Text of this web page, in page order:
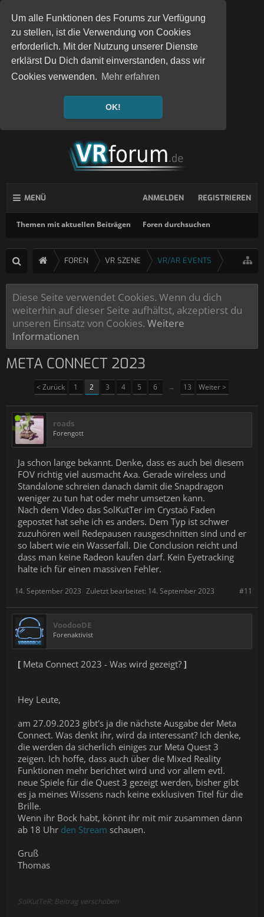
Um alle Funktionen des Forums zur Verfügung
zu stellen, ist die Verwendung von Cookies
erforderlich. Mit der Nutzung unserer Dienste
erklärst Du Dich damit einverstanden, dass wir
Cookies verwenden. Mehr erfahren
OK!
MENÜ
Themen mit aktuellen Beiträgen Foren durchsuchen
ANMELDEN REGISTRIEREN
FOREN VR SZENE VR/AR EVENTS
Diese Seite verwendet Cookies. Wenn du dich
weiterhin auf dieser Seite aufhältst, akzeptierst du
unseren Einsatz von Cookies. Weitere
Informationen
META CONNECT 2023
< Zurück 1 2 3 4 5 6 → 13 Weiter >
roads
Forengott
Ja schon lange bekannt. Denke, dass es auch bei diesem
FOV richtig viel ausmacht Axa. Gerade wireless und
Standalone schreien danach damit die Snapdragon
weniger zu tun hat oder mehr umsetzen kann.
Nach dem Video das SolKutTer im Crystaö Faden
gepostet hat sehe ich es anders. Dem Typ ist schwer
zuzuhören weil Redepausen rausgeschnitten sind und er
so labert wie ein Wasserfall. Die Conclusion reicht und
dass man keine Radeon kaufen darf. Kein Eyetracking
halte ich für einen massiven Fehler.
#11
14. September 2023 Zuletzt bearbeitet: 14. September 2023
VoodooDE
Forenaktivist
[ Meta Connect 2023 - Was wird gezeigt? ]
Hey Leute,
am 27.09.2023 gibt's ja die nächste Ausgabe der Meta
Connect. Was denkt ihr, wird da interessant? Ich denke,
die werden da sicherlich einiges zur Meta Quest 3
zeigen. Ich hoffe, dass auch über die Mixed Reality
Funktionen mehr berichtet wird und vor allem evtl.
neue Spiele für die Quest 3 gezeigt werden, bisher gibt
es ja meines Wissens nach keine exklusiven Titel für die
Brille.
Wenn ihr Bock habt, könnt ihr mit mir zusammen dann
ab 18 Uhr den Stream schauen.
Gruß
Thomas
SolKutTeR: Beitrag verschoben